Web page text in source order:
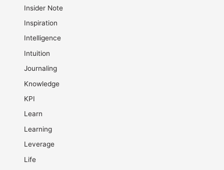
Insider Note
Inspiration
Intelligence
Intuition
Journaling
Knowledge
KPI
Learn
Learning
Leverage
Life